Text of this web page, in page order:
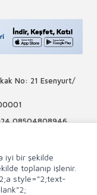
No: 21 Esenyurt/
08504808946
iyi bir şekilde
toplanıp işlenir.
style="2;text-